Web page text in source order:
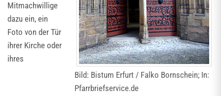
Bild: Bistum Erfurt / Falko Bornschein; In:
Pfarrbriefservice.de
Mitmachwillige
dazu ein, ein
Foto von der Tür
ihrer Kirche oder
ihres